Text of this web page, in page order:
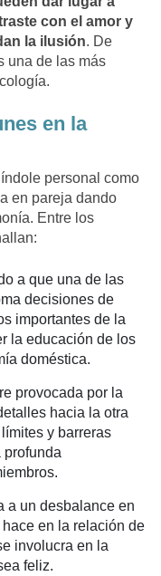
con el amor y
la ilusión. De
una de las más
en la
personal como
en pareja dando
Entre los
a que una de las
decisiones de
importantes de la
la educación de los
doméstica.
provocada por la
hacia la otra
y barreras
profunda
a un desbalance en
en la relación de
involucra en la
feliz.